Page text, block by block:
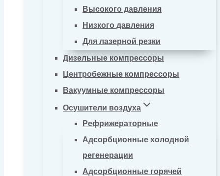
Высокого давления
Низкого давления
Для лазерной резки
Дизельные компрессоры
Центробежные компрессоры
Вакуумные компрессоры
Осушители воздуха
Рефрижераторные
Адсорбционные холодной
регенерации
Адсорбционные горячей